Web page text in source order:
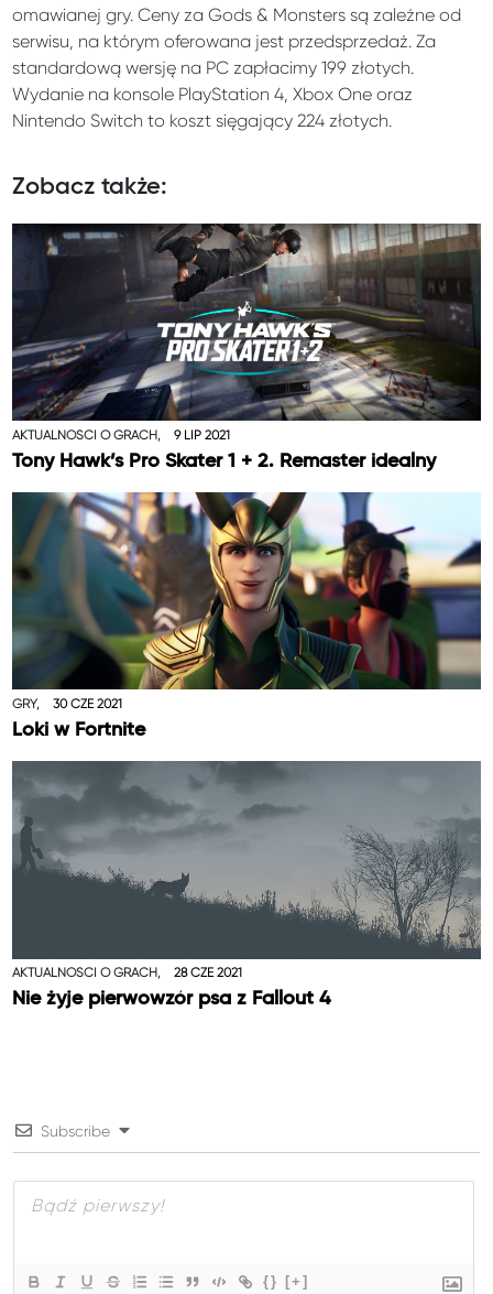
omawianej gry. Ceny za Gods & Monsters są zależne od
serwisu, na którym oferowana jest przedsprzedaż. Za
standardową wersję na PC zapłacimy 199 złotych.
Wydanie na konsole PlayStation 4, Xbox One oraz
Nintendo Switch to koszt sięgający 224 złotych.
Zobacz także:
AKTUALNOŚCI O GRACH, 9 LIP 2021
Tony Hawk’s Pro Skater 1 + 2. Remaster idealny
GRY, 30 CZE 2021
Loki w Fortnite
AKTUALNOŚCI O GRACH, 28 CZE 2021
Nie żyje pierwowzór psa z Fallout 4
Subscribe
{} [+]